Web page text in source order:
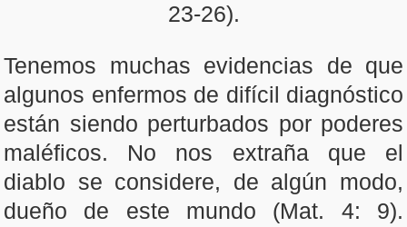
23-26).
Tenemos muchas evidencias de que
algunos enfermos de difícil diagnóstico
están siendo perturbados por poderes
maléficos. No nos extraña que el
diablo se considere, de algún modo,
dueño de este mundo (Mat. 4: 9).